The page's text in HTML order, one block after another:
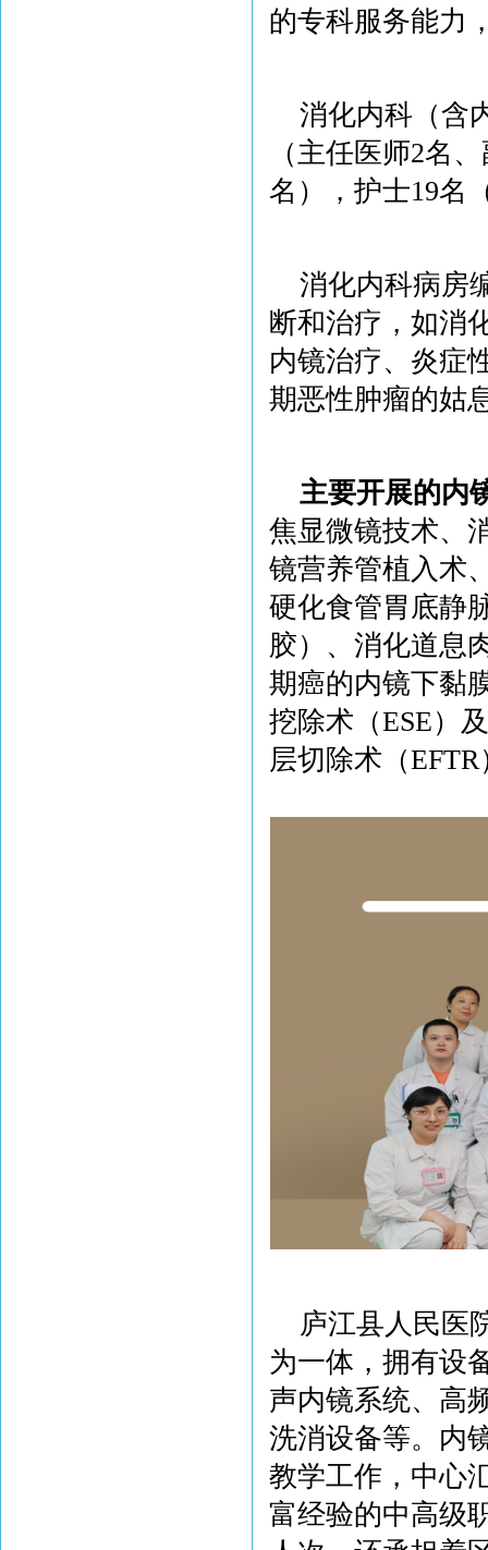
的专科服务能力
消化内科（含
（主任医师2名
名），护士19名
消化内科病房
断和治疗，如消
内镜治疗、炎症
期恶性肿瘤的姑
主要开展的内
焦显微镜技术、
镜营养管植入术
硬化食管胃底静
胶）、消化道息
期癌的内镜下黏
挖除术（ESE）
层切除术（
庐江县人民医
为一体，拥有设
声内镜系统、高
洗消设备等。内
教学工作，中心
富经验的中高级